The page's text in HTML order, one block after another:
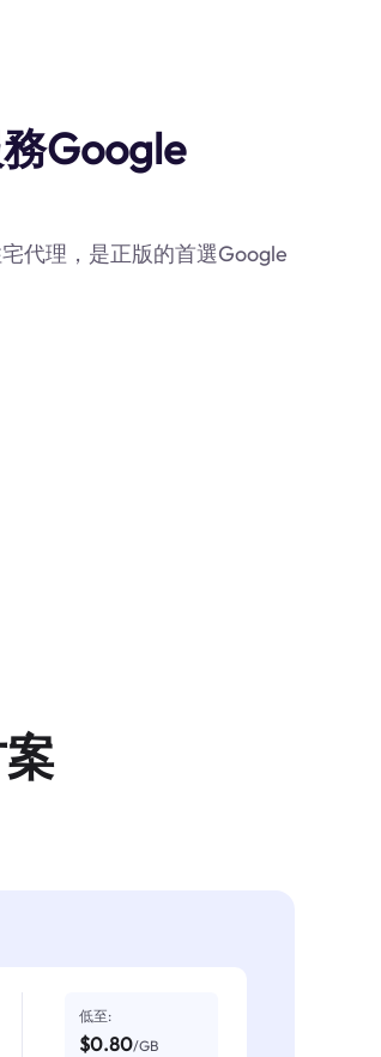
Google
代理，是正版的首選Google
低至:
$0.80/GB